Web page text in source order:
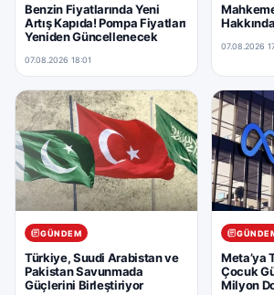
Benzin Fiyatlarında Yeni
Artış Kapıda! Pompa Fiyatları
Yeniden Güncellenecek
07.08.2026 18:01
07.08.2026
GÜNDEM
Türkiye, Suudi Arabistan ve
Pakistan Savunmada
Güçlerini Birleştiriyor
Meta’ya
Çocuk
Milyon